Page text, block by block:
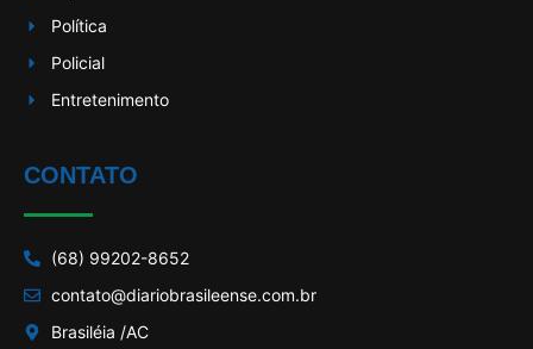
Política
Policial
Entretenimento
CONTATO
(68) 99202-8652
contato@diariobrasileense.com.br
Brasiléia /AC